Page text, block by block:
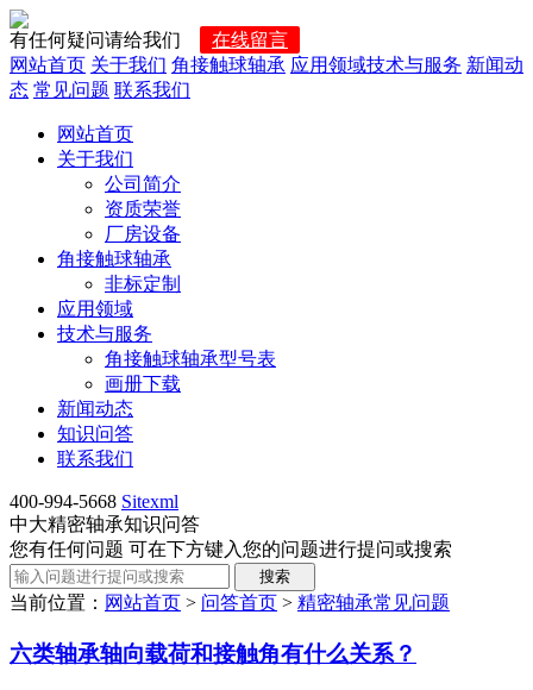
有任何疑问请给我们
在线留言
网站首页 关于我们 角接触球轴承 应用领域技术与服务 新闻动
态 常见问题 联系我们
网站首页
关于我们
公司简介
资质荣誉
厂房设备
角接触球轴承
非标定制
应用领域
技术与服务
角接触球轴承型号表
画册下载
新闻动态
知识问答
联系我们
400-994-5668 Sitexml
中大精密轴承知识问答
您有任何问题 可在下方键入您的问题进行提问或搜索
当前位置： 网站首页 > 问答首页 > 精密轴承常见问题
六类轴承轴向载荷和接触角有什么关系？